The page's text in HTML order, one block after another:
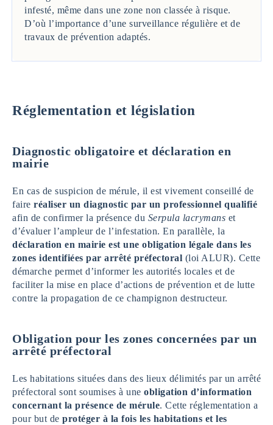
infesté, même dans une zone non classée à risque.
D’où l’importance d’une surveillance régulière et de
travaux de prévention adaptés.
Réglementation et législation
Diagnostic obligatoire et déclaration en
mairie
En cas de suspicion de mérule, il est vivement conseillé de
faire réaliser un diagnostic par un professionnel qualifié
afin de confirmer la présence du Serpula lacrymans et
d’évaluer l’ampleur de l’infestation. En parallèle, la
déclaration en mairie est une obligation légale dans les
zones identifiées par arrêté préfectoral (loi ALUR). Cette
démarche permet d’informer les autorités locales et de
faciliter la mise en place d’actions de prévention et de lutte
contre la propagation de ce champignon destructeur.
Obligation pour les zones concernées par un
arrêté préfectoral
Les habitations situées dans des lieux délimités par un arrêté
préfectoral sont soumises à une obligation d’information
concernant la présence de mérule. Cette réglementation a
pour but de protéger à la fois les habitations et les